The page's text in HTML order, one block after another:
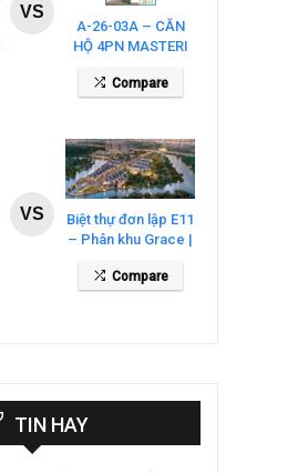
VS
A-26-03A – CĂN
HỘ 4PN MASTERI
COSMO CENTRAL
– THE GLOBAL
Compare
VS
Biệt thự đơn lập E11
– Phân khu Grace |
Waters
Compare
TIN HAY